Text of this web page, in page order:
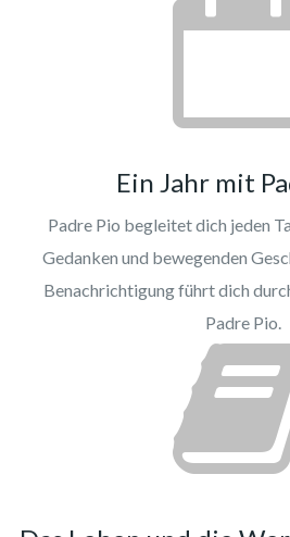
Ein Jahr mit
Padre Pio begleitet dich jeden
Gedanken und bewegenden
Benachrichtigung führt dich
Padre Pio.